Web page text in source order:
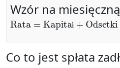
Wzór na
ł
Rata Kapitał+Odsetki
Co to jest spłata